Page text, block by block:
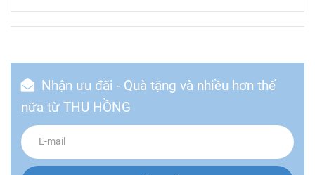
Nhận ưu đãi - Quà tặng và nhiều hơn thế
nữa từ THU HỒNG